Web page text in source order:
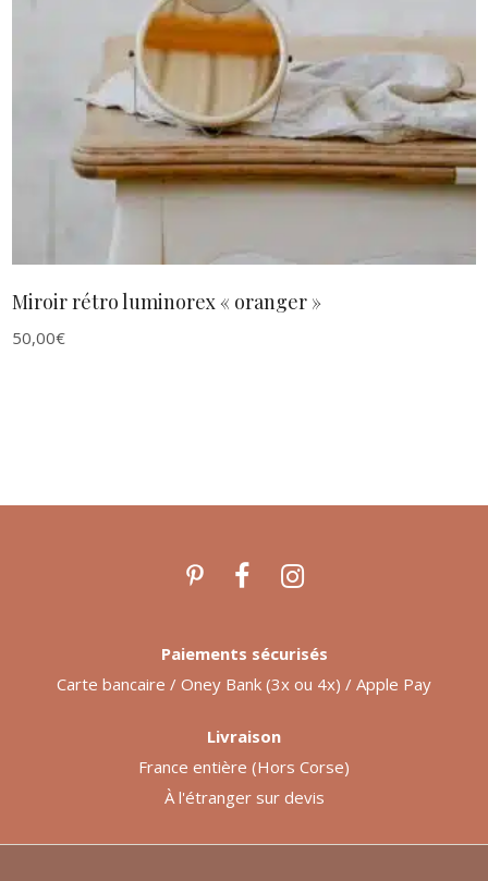
AJOUTER AU PANIER
Miroir rétro luminorex « oranger »
50,00€
Paiements sécurisés
Carte bancaire / Oney Bank (3x ou 4x) / Apple Pay
Livraison
France entière (Hors Corse)
À l'étranger sur devis